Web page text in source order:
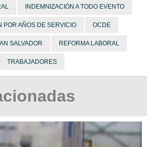
INDEMNIZACIÓN A TODO EVENTO
POR AÑOS DE SERVICIO OCDE
SALVADOR REFORMA LABORAL
TRABAJADORES